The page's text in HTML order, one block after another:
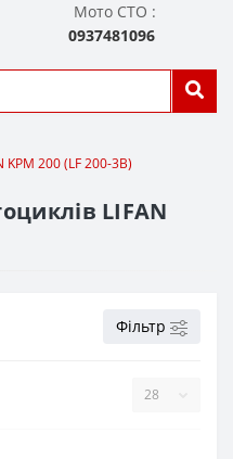
Мото СТО :
0937481096
200 (LF 200-3B)
LIFAN
Фільтр